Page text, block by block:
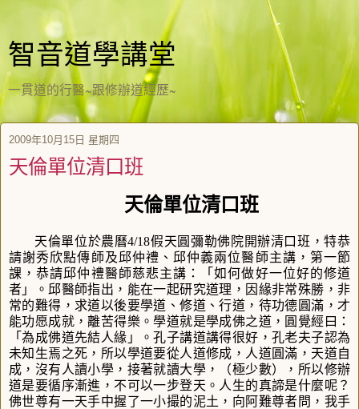
智音道學講堂
一貫道的行醫~跟修辦道經歷~
2009年10月15日 星期四
天倫單位清口班
天倫單位清口班
天倫單位於農曆4/18假天圓彌勒佛院開辦清口班，特恭
請謝秀欣點傳師及邱仲禮、邱仲義兩位醫師主講，第一節
課，恭請邱仲禮醫師慈悲主講：「如何做好一位好的修道
者」。邱醫師指出，能在一起研究道理，因緣非常殊勝，非
常的難得，求道以後要學道、修道、行道，待功德圓滿，才
能功愿成就，離苦得樂。學道就是學成佛之道，圓覺經曰：
「為成佛道先結人緣」。孔子講道講得很好，孔老夫子認為
未知生焉之死，所以學道要從人道修成，人道圓滿，天道自
成，沒有人讀小學，接著就讀大學，（極少數），所以修辦
道是要循序漸進，不可以一步登天。人生的真諦是什麼呢？
佛世尊有一天手中握了一小撮的泥土，向阿難尊者問，我手